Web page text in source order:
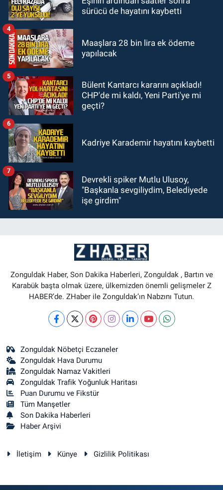
18:44
çarptı: Ağır yaralanan yaya tedavi
sürücü de hayatını kaybetti
Maaşlara 28 bin lira ek ödeme
yapılacak
4
Bülent Kantarcı kararını açıkladı!
CHP'de mi kaldı, Yeni Parti'ye mi
geçti?
5
Kadriye Karademir hayatını kaybetti
6
Devrekli spiker Mutlu Ulusoy,
"Başkanla sevgiliydim, Belediyede
işe girdim"
7
Zonguldak Haber, Son Dakika Haberleri, Zonguldak , Bartın ve
Karabük başta olmak üzere, ülkemizden önemli gelişmeler Z
HABER’de. ZHaber ile Zonguldak’ın Nabzını Tutun.
Zonguldak Nöbetçi Eczaneler
Zonguldak Hava Durumu
Zonguldak Namaz Vakitleri
Zonguldak Trafik Yoğunluk Haritası
Puan Durumu ve Fikstür
Tüm Manşetler
Son Dakika Haberleri
Haber Arşivi
İletişim Künye Gizlilik Politikası